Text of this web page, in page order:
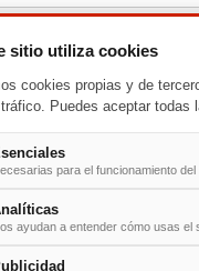
sitio utiliza cookies
cookies propias y de
Puedes aceptar
para el funcionamiento
ayudan a entender cómo usas el